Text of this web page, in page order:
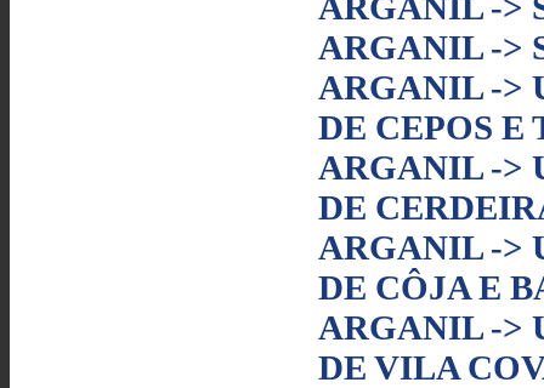
ARGANIL ->
ARGANIL ->
DE CEPOS
ARGANIL ->
DE
ARGANIL ->
DE CÔJA E
ARGANIL ->
DE VILA